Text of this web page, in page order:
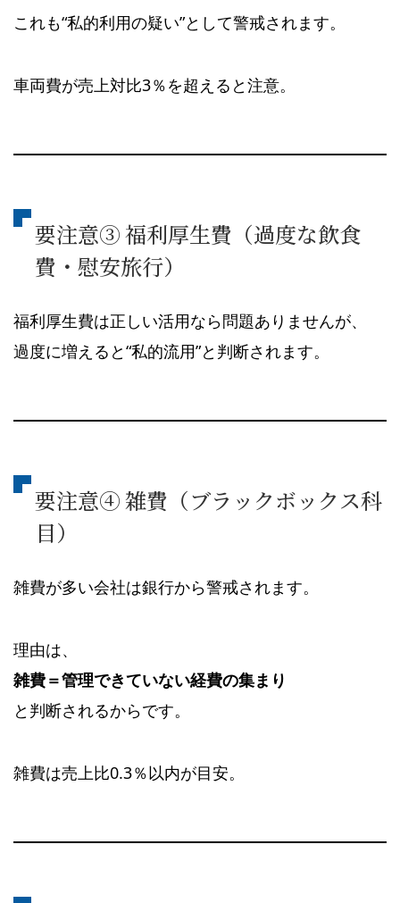
これも“私的利用の疑い”として警戒されます。
車両費が売上対比3％を超えると注意。
要注意③ 福利厚生費（過度な飲食
費・慰安旅行）
福利厚生費は正しい活用なら問題ありませんが、
過度に増えると“私的流用”と判断されます。
要注意④ 雑費（ブラックボックス科
目）
雑費が多い会社は銀行から警戒されます。
理由は、
雑費＝管理できていない経費の集まり
と判断されるからです。
雑費は売上比0.3％以内が目安。